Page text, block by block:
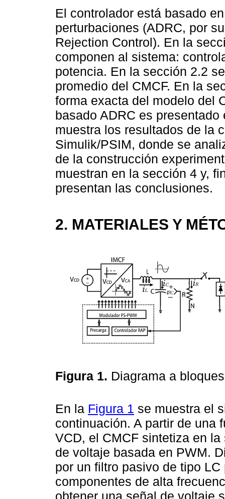
El controlador está basado
perturbaciones (ADRC, por
Rejection Control). En la
componen al sistema:
potencia. En la sección 2.2
promedio del CMCF. En la
forma exacta del modelo del
basado ADRC es
muestra los resultados de la
Simulik/PSIM, donde se
de la construcción
muestran en la sección 4 y,
presentan las conclusiones.
2. MATERIALES Y
Figura 1. Diagrama a
En la Figura 1 se muestra el
continuación. A partir de una
VCD, el CMCF sintetiza en
de voltaje basada en PWM.
por un filtro pasivo de tipo
componentes de alta
obtener una señal de voltaje